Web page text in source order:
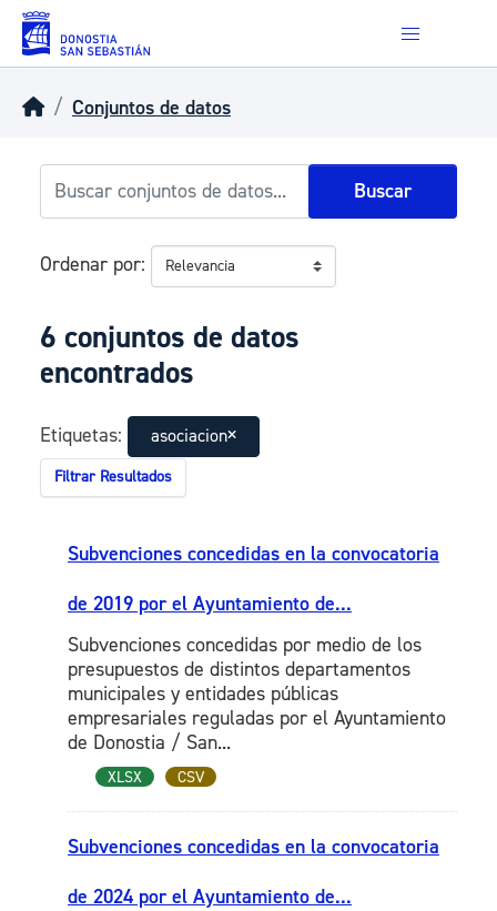
Skip to main content
Conjuntos de datos
Buscar
Ordenar por
6 conjuntos de datos
encontrados
Etiquetas: asociacion
Filtrar Resultados
Subvenciones concedidas en la convocatoria
de 2019 por el Ayuntamiento de...
Subvenciones concedidas por medio de los
presupuestos de distintos departamentos
municipales y entidades públicas
empresariales reguladas por el Ayuntamiento
de Donostia / San...
XLSX CSV
Subvenciones concedidas en la convocatoria
de 2024 por el Ayuntamiento de...